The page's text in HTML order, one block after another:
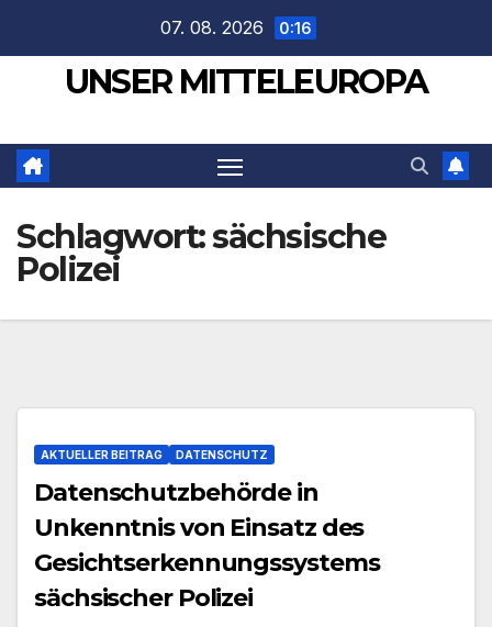
springen
07. 08. 2026 0:16
UNSER MITTELEUROPA
Schlagwort:sächsische
Polizei
AKTUELLER BEITRAG DATENSCHUTZ
Datenschutzbehörde in
Unkenntnis von Einsatz des
Gesichtserkennungssystems
sächsischer Polizei